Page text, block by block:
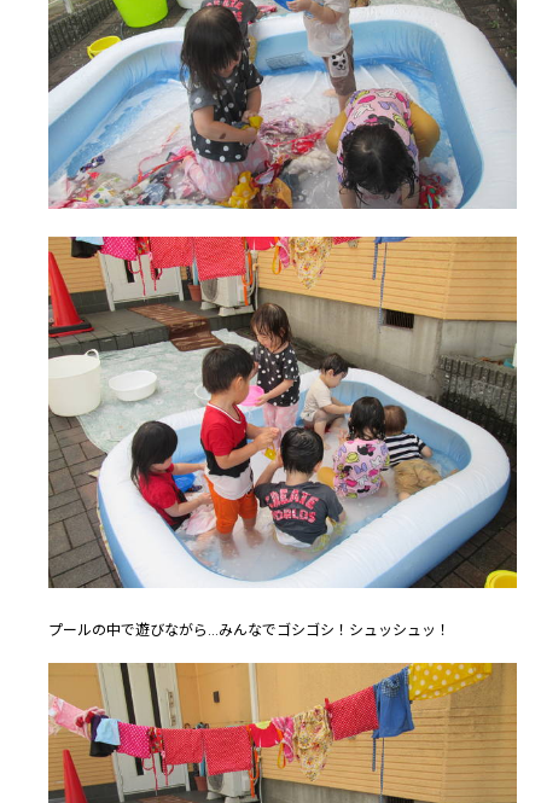
プールの中で遊びながら...みんなでゴシゴシ！シュッシュッ！